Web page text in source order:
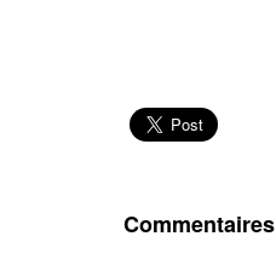
Commentaires